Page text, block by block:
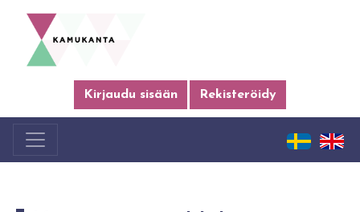
Kirjaudu sisään Rekisteröidy